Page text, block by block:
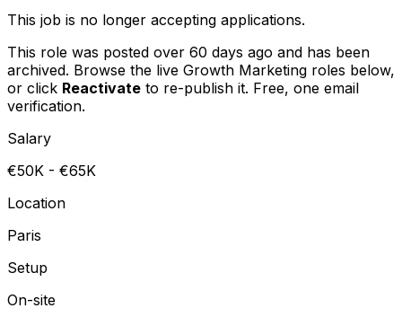
This job is no longer accepting applications.
This role was posted over 60 days ago and has been
archived. Browse the live Growth Marketing roles below,
or click Reactivate to re-publish it. Free, one email
verification.
Salary
€50K - €65K
Location
Paris
Setup
On-site